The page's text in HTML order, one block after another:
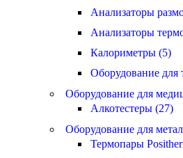
Анализаторы
Анализаторы
Калориметры (5)
Оборудование для
Оборудование для
Алкотестеры (27)
Оборудование для
Термопары